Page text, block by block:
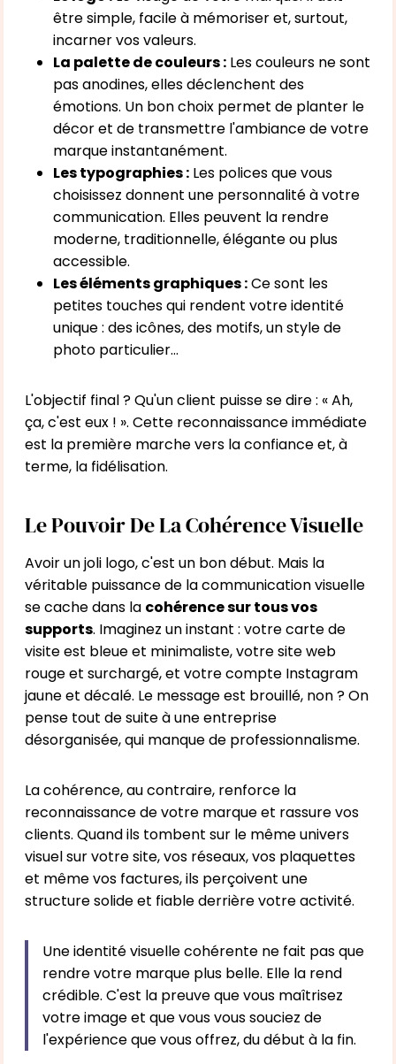
être simple, facile à mémoriser et, surtout,
incarner vos valeurs.
La palette de couleurs : Les couleurs ne sont
pas anodines, elles déclenchent des
émotions. Un bon choix permet de planter le
décor et de transmettre l'ambiance de votre
marque instantanément.
Les typographies : Les polices que vous
choisissez donnent une personnalité à votre
communication. Elles peuvent la rendre
moderne, traditionnelle, élégante ou plus
accessible.
Les éléments graphiques :Ce sont les
petites touches qui rendent votre identité
unique : des icônes, des motifs, un style de
photo particulier…
L'objectif final ? Qu'un client puisse se dire : « Ah,
ça, c'est eux ! ». Cette reconnaissance immédiate
est la première marche vers la confiance et, à
terme, la fidélisation.
Le Pouvoir De La Cohérence Visuelle
Avoir un joli logo, c'est un bon début. Mais la
véritable puissance de la communication visuelle
se cache dans la cohérence sur tous vos
supports. Imaginez un instant : votre carte de
visite est bleue et minimaliste, votre site web
rouge et surchargé, et votre compte Instagram
jaune et décalé. Le message est brouillé, non ? On
pense tout de suite à une entreprise
désorganisée, qui manque de professionnalisme.
La cohérence, au contraire, renforce la
reconnaissance de votre marque et rassure vos
clients. Quand ils tombent sur le même univers
visuel sur votre site, vos réseaux, vos plaquettes
et même vos factures, ils perçoivent une
structure solide et fiable derrière votre activité.
Une identité visuelle cohérente ne fait pas que
rendre votre marque plus belle. Elle la rend
crédible. C'est la preuve que vous maîtrisez
votre image et que vous vous souciez de
l'expérience que vous offrez, du début à la fin.